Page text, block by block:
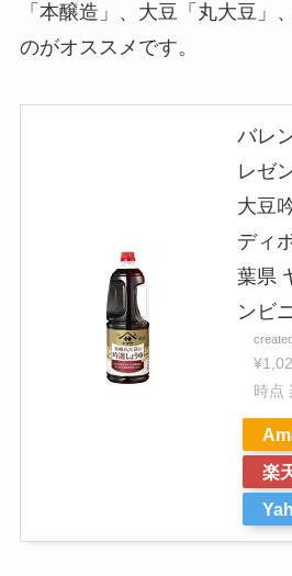
「本醸造」、大豆「丸大豆」
のがオススメです。
バレ
レゼ
大豆
ディ
葉県
ンビ
時点
楽